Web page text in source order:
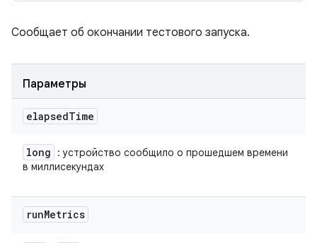
Сообщает об окончании тестового запуска.
Параметры
elapsedTime
long
: устройство сообщило о прошедшем времени
в миллисекундах
runMetrics